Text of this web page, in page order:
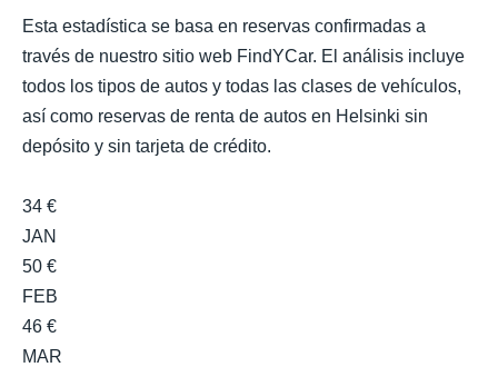
Esta estadística se basa en reservas confirmadas a
través de nuestro sitio web FindYCar. El análisis incluye
todos los tipos de autos y todas las clases de vehículos,
así como reservas de renta de autos en Helsinki sin
depósito y sin tarjeta de crédito.
34 €
JAN
50 €
FEB
46 €
MAR